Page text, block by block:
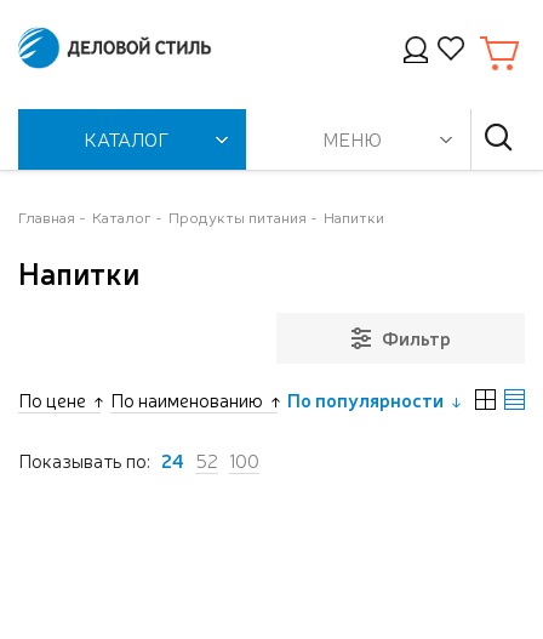
КАТАЛОГ МЕНЮ
Главная Каталог Продукты питания Напитки
Напитки
Фильтр
По цене По наименованию По популярности
Показывать по: 24 52 100